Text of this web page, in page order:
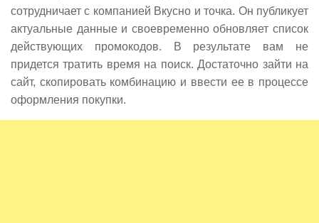
сотрудничает с компанией Вкусно и точка. Он публикует
актуальные данные и своевременно обновляет список
действующих промокодов. В результате вам не
придется тратить время на поиск. Достаточно зайти на
сайт, скопировать комбинацию и ввести ее в процессе
оформления покупки.